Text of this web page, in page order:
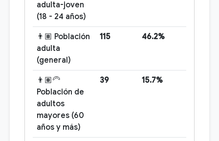
adulta-joven
(18 - 24 años)
👨🏽 Población
adulta
(general)
115 46.2%
👨🏽‍🦳
Población de
adultos
mayores (60
años y más)
39 15.7%